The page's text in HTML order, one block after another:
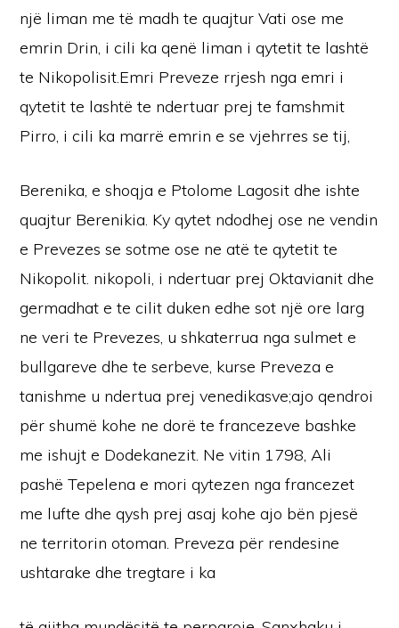
një liman me të madh te quajtur Vati ose me
emrin Drin, i cili ka qenë liman i qytetit te lashtë
te Nikopolisit.Emri Preveze rrjesh nga emri i
qytetit te lashtë te ndertuar prej te famshmit
Pirro, i cili ka marrë emrin e se vjehrres se tij,
Berenika, e shoqja e Ptolome Lagosit dhe ishte
quajtur Berenikia. Ky qytet ndodhej ose ne vendin
e Prevezes se sotme ose ne atë te qytetit te
Nikopolit. nikopoli, i ndertuar prej Oktavianit dhe
germadhat e te cilit duken edhe sot një ore larg
ne veri te Prevezes, u shkaterrua nga sulmet e
bullgareve dhe te serbeve, kurse Preveza e
tanishme u ndertua prej venedikasve;ajo qendroi
për shumë kohe ne dorë te francezeve bashke
me ishujt e Dodekanezit. Ne vitin 1798, Ali
pashë Tepelena e mori qytezen nga francezet
me lufte dhe qysh prej asaj kohe ajo bën pjesë
ne territorin otoman. Preveza për rendesine
ushtarake dhe tregtare i ka